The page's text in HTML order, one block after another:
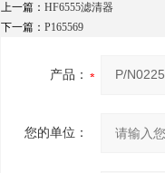
上一篇： HF6555滤清器
下一篇： P165569
产品：
您的单位：